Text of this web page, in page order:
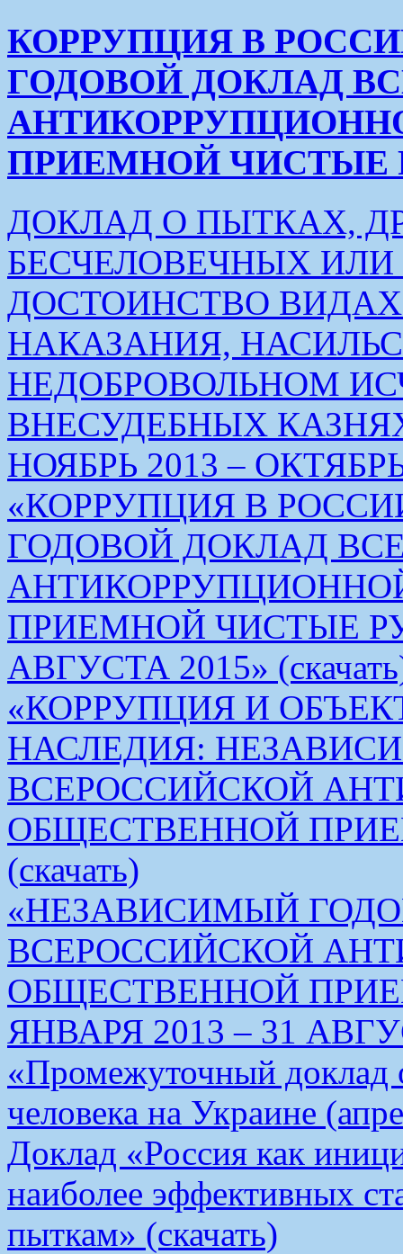
КОРРУПЦИЯ В
ГОДОВОЙ ДОКЛАД
ПРИЕМНОЙ ЧИСТЫЕ
ДОКЛАД О ПЫТКАХ,
БЕСЧЕЛОВЕЧНЫХ
ДОСТОИНСТВО
НАКАЗАНИЯ,
НЕДОБРОВОЛЬНОМ
ВНЕСУДЕБНЫХ
НОЯБРЬ 2013 – ОКТЯБРЬ
«КОРРУПЦИЯ В
ГОДОВОЙ ДОКЛАД
ПРИЕМНОЙ ЧИСТЫЕ
АВГУСТА 2015»
«КОРРУПЦИЯ И
НАСЛЕДИЯ:
ВСЕРОССИЙСКОЙ
ОБЩЕСТВЕННОЙ
(скачать)
«НЕЗАВИСИМЫЙ
ВСЕРОССИЙСКОЙ
ОБЩЕСТВЕННОЙ
ЯНВАРЯ 2013 – 31
«Промежуточный доклад
человека на Украине
Доклад «Россия как
наиболее эффективных
пыткам» (скачать)